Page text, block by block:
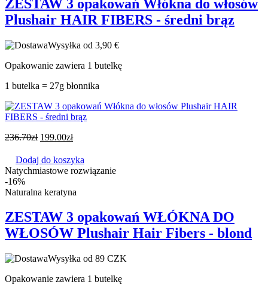
ZESTAW 3 opakowań Włókna do włosów
Plushair HAIR FIBERS - średni brąz
Wysyłka od 3,90 €
Opakowanie zawiera 1 butelkę
1 butelka = 27g błonnika
236.70zł 199.00zł
Dodaj do koszyka
Natychmiastowe rozwiązanie
-16%
Naturalna keratyna
ZESTAW 3 opakowań WŁÓKNA DO
WŁOSÓW Plushair Hair Fibers - blond
Wysyłka od 89 CZK
Opakowanie zawiera 1 butelkę